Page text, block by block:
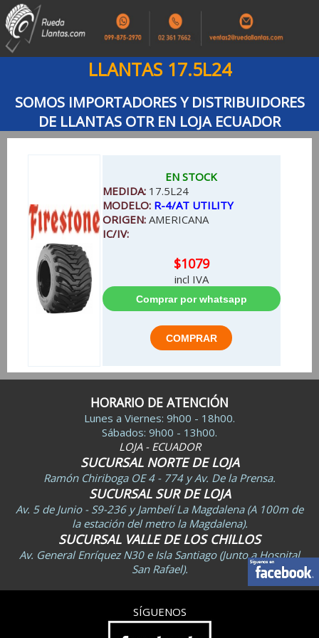
LLANTAS 17.5L24
SOMOS IMPORTADORES Y DISTRIBUIDORES
DE LLANTAS OTR EN LOJA ECUADOR
EN STOCK
MEDIDA: 17.5L24
MODELO: R-4/AT UTILITY
ORIGEN: AMERICANA
IC/IV:
$1079
incl IVA
HORARIO DE ATENCIÓN
Lunes a Viernes: 9h00 - 18h00.
Sábados: 9h00 - 13h00.
LOJA - ECUADOR
SUCURSAL NORTE DE LOJA
Ramón Chiriboga OE 4 - 774 y Av. De la Prensa.
SUCURSAL SUR DE LOJA
Av. 5 de Junio - S9-236 y Jambelí La Magdalena (A 100m de
la estación del metro la Magdalena).
SUCURSAL VALLE DE LOS CHILLOS
Av. General Enríquez N30 e Isla Santiago (Junto a Hospital
San Rafael).
SÍGUENOS